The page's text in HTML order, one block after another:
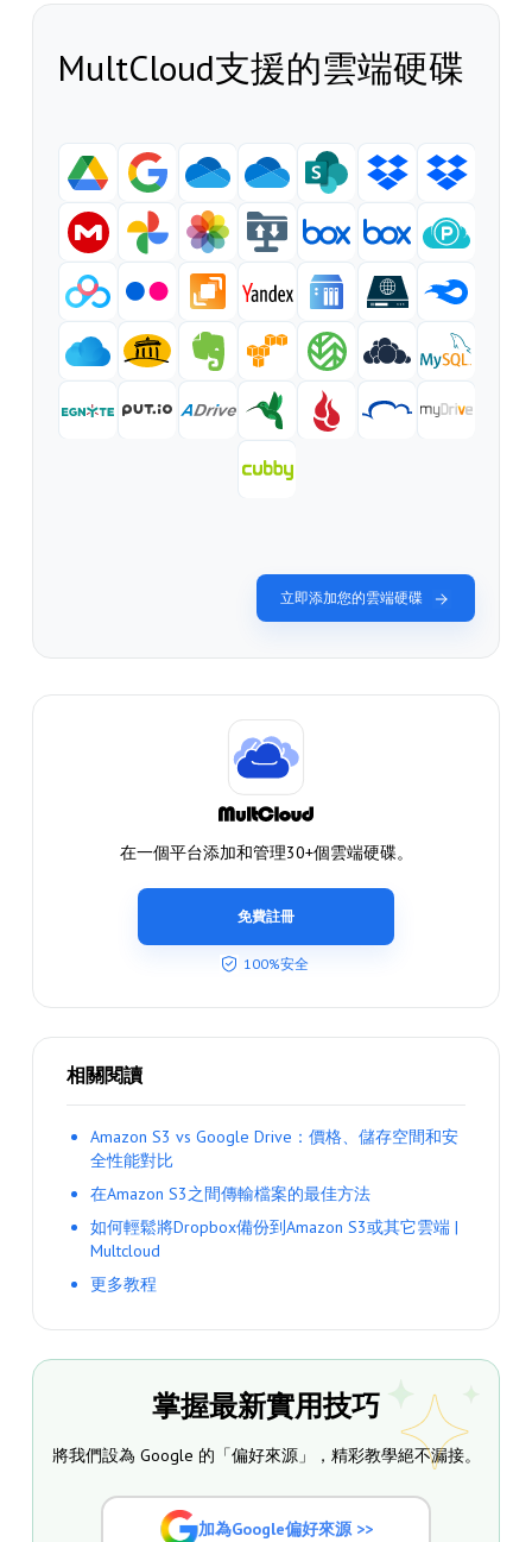
MultCloud支援的雲端硬碟
立即添加您的雲端硬碟
在一個平台添加和管理30+個雲端硬碟。
免費註冊
100%安全
相關閱讀
Amazon S3 vs Google Drive：價格、儲存空間和安
全性能對比
在Amazon S3之間傳輸檔案的最佳方法
如何輕鬆將Dropbox備份到Amazon S3或其它雲端 |
Multcloud
更多教程
掌握最新實用技巧
將我們設為 Google 的「偏好來源」，精彩教學絕不漏接。
加為Google偏好來源 >>